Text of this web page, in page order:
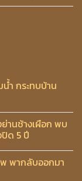
ำ กระทบบ้าน
านช้างเผือก พบ
ปิด 5 ปี
พากลับออกมา